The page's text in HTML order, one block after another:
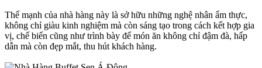
Thế mạnh của nhà hàng này là sở hữu những nghệ nhân ẩm thực,
không chỉ giàu kinh nghiệm mà còn sáng tạo trong cách kết hợp gia
vị, chế biến cũng như trình bày để món ăn không chỉ đậm đà, hấp
dẫn mà còn đẹp mắt, thu hút khách hàng.